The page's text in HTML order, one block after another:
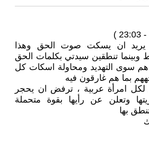
يريد ان يسكت صوت الحق وهذا
وبينما تنطقين سيدتي بكلمات الحق
هم سوى التهديد ومحاولة اسكات كل
بما هم غارقون فيه
امرأة عربية ، ترفض ان يحجر
وتعلن عن رأيها بقوة متحملة
بها